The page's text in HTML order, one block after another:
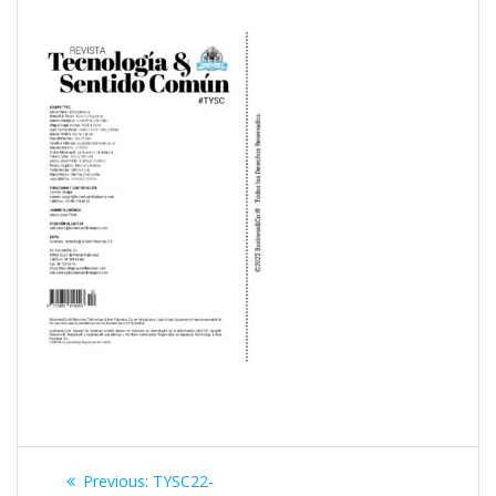
Navegación
Previous: Previous
TYSC22-